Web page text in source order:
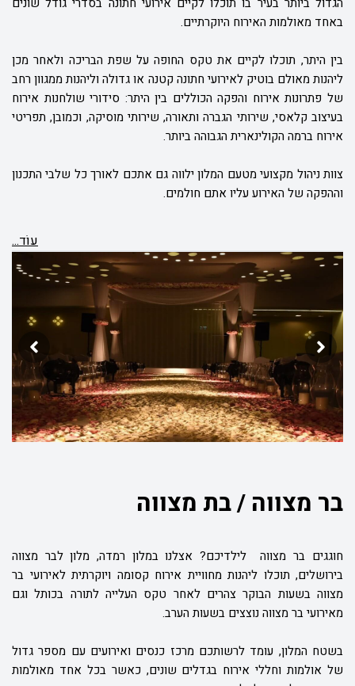
באחד מאולמות האירוח היוקרתיים.
בין היתר, תוכלו לקיים את טקס החופה על שפת הבריכה ולאחר מכן
ליהנות מאולם בוטיק לאירועי חתונה קטנה או גדולה וליהנות ממגוון רחב
של פתרונות אירוח והפקה הכוללים בין היתר: סידורי שולחנות אירוח
בעיצוב קלאסי, שירותי הגברה ותאורה, שירותי מוסיקה, וכמובן, תפריטי
אירוח ברמה הקולינארית הגבוהה ביותר.
צוות ניהול מקצועי מטעם המלון ילווה גם אתכם לאורך כל שלבי התכנון
וההפקה של האירוע עליו אתם חולמים.
עוֹד...
בר מצווה / בת מצווה
חוגגים בר מצווה
לילדיכם? אצלנו במלון רמדה, מלון לבר מצווה
בירושלים, תוכלו ליהנות מחוויית אירוח קסומה ויוקרתית לאירועי בר
מצווה בשעות הבוקר צהרים לאחר טקס העלייה לתורה בכותל וגם
מאירועי בר מצווה נוצצים בשעות הערב.
בשטח המלון, עומד לרשותכם מרכז כנסים ואירועים עם מספר גדול
של אולמות וחללי אירוח בגדלים שונים, כאשר בכל אחד מאולמות